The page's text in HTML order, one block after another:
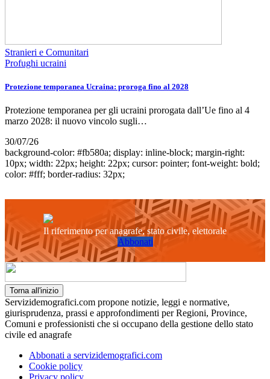
Stranieri e Comunitari
Profughi ucraini
Protezione temporanea Ucraina: proroga fino al 2028
Protezione temporanea per gli ucraini prorogata dall’Ue fino al 4
marzo 2028: il nuovo vincolo sugli…
30/07/26
background-color: #fb580a; display: inline-block; margin-right:
10px; width: 22px; height: 22px; cursor: pointer; font-weight: bold;
color: #fff; border-radius: 32px;
Il riferimento per anagrafe, stato civile, elettorale
Abbonati
Torna all'inizio
Servizidemografici.com propone notizie, leggi e normative,
giurisprudenza, prassi e approfondimenti per Regioni, Province,
Comuni e professionisti che si occupano della gestione dello stato
civile ed anagrafe
Abbonati a servizidemografici.com
Cookie policy